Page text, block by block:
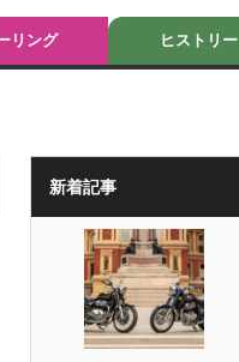
リング ヒストリー
新着記事